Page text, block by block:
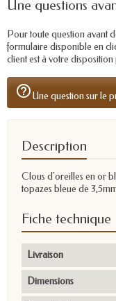
Une questions
Pour toute question avant
formulaire disponible en
client est à votre
help_outlineUne question sur le
Description
Clous d'oreilles en or
topazes bleue de
Fiche technique
Livraison
Dimensions